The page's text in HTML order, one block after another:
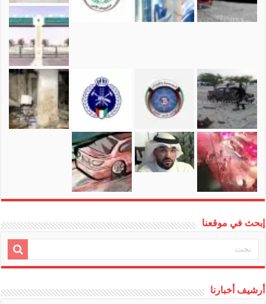
إبحث في موقعنا
أرشيف أخبارنا